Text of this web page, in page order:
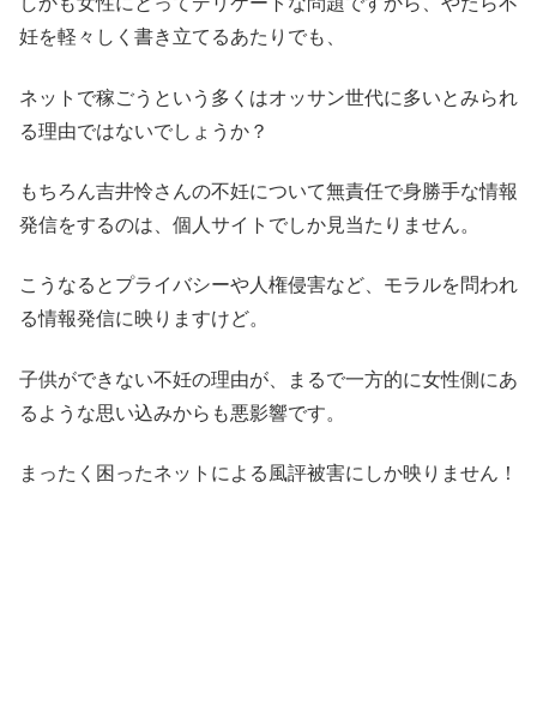
妊を軽々しく書き立てるあたりでも、
ネットで稼ごうという多くはオッサン世代に多いとみられ
る理由ではないでしょうか？
もちろん吉井怜さんの不妊について無責任で身勝手な情報
発信をするのは、個人サイトでしか見当たりません。
こうなるとプライバシーや人権侵害など、モラルを問われ
る情報発信に映りますけど。
子供ができない不妊の理由が、まるで一方的に女性側にあ
るような思い込みからも悪影響です。
まったく困ったネットによる風評被害にしか映りません！